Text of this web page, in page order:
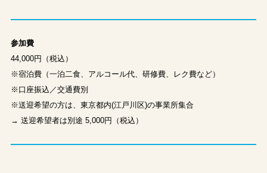
参加費
44,000円（税込）
※宿泊費（一泊二食、アルコール代、研修費、レク費など）
※口座振込／交通費別
※送迎希望の方は、東京都内(江戸川区)の事業所集合
→ 送迎希望者は別途 5,000円（税込）